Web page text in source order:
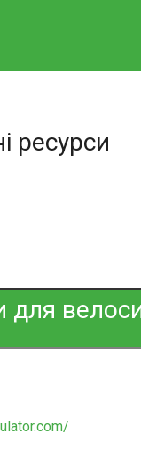
ресурси
для